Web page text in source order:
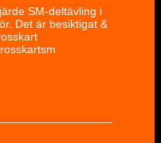
SM-deltävling i
Det är besiktigat &